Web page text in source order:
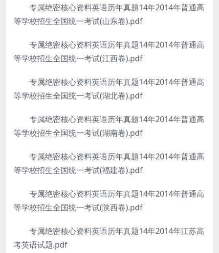
专属绝密核心资料英语历年真题14年2014年普通高
等学校招生全国统一考试(山东卷).pdf
专属绝密核心资料英语历年真题14年2014年普通高
等学校招生全国统一考试(江西卷).pdf
专属绝密核心资料英语历年真题14年2014年普通高
等学校招生全国统一考试(湖北卷).pdf
专属绝密核心资料英语历年真题14年2014年普通高
等学校招生全国统一考试(湖南卷).pdf
专属绝密核心资料英语历年真题14年2014年普通高
等学校招生全国统一考试(福建卷).pdf
专属绝密核心资料英语历年真题14年2014年普通高
等学校招生全国统一考试(陕西卷).pdf
专属绝密核心资料英语历年真题14年2014年江苏高
考英语试题.pdf